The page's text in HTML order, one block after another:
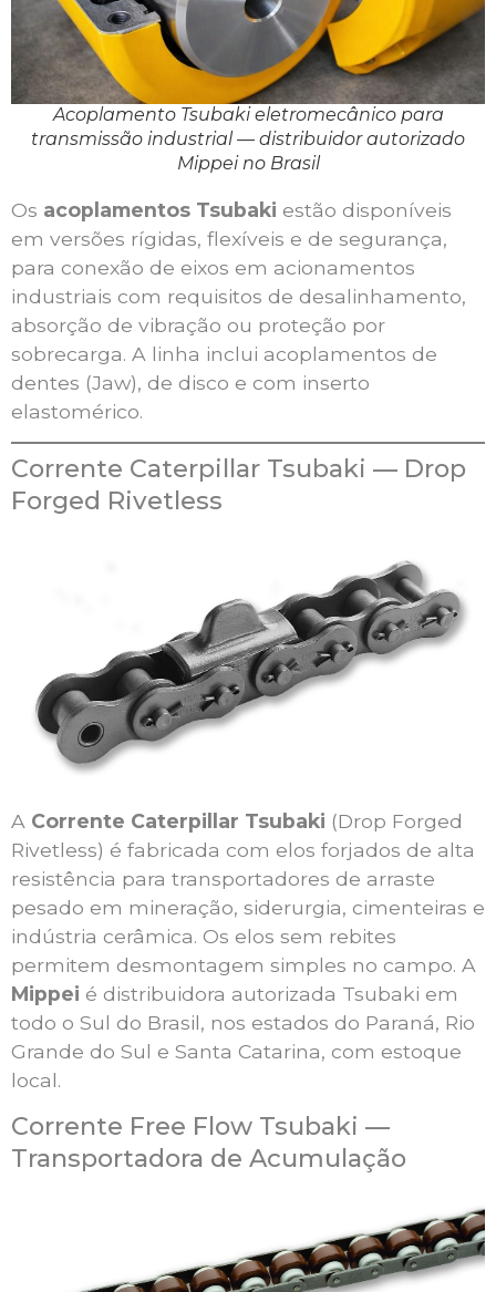
Acoplamento Tsubaki eletromecânico para
transmissão industrial — distribuidor autorizado
Mippei no Brasil
Os acoplamentos Tsubaki estão disponíveis
em versões rígidas, flexíveis e de segurança,
para conexão de eixos em acionamentos
industriais com requisitos de desalinhamento,
absorção de vibração ou proteção por
sobrecarga. A linha inclui acoplamentos de
dentes (Jaw), de disco e com inserto
elastomérico.
Corrente Caterpillar Tsubaki — Drop
Forged Rivetless
A Corrente Caterpillar Tsubaki (Drop Forged
Rivetless) é fabricada com elos forjados de alta
resistência para transportadores de arraste
pesado em mineração, siderurgia, cimenteiras e
indústria cerâmica. Os elos sem rebites
permitem desmontagem simples no campo. A
Mippei é distribuidora autorizada Tsubaki em
todo o Sul do Brasil, nos estados do Paraná, Rio
Grande do Sul e Santa Catarina, com estoque
local.
Corrente Free Flow Tsubaki —
Transportadora de Acumulação